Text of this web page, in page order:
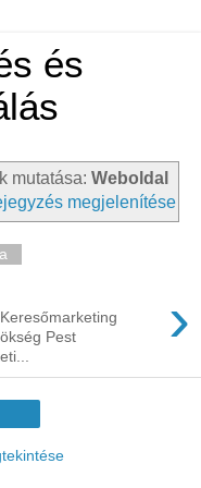
és
mutatása: Weboldal
megjelenítése
›
Pest